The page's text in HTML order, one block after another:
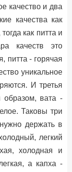
качество и два
качества как
как питта и
качеств это
питта - горячая
уникальное
И третья
образом, вата -
Таковы три
держать в
легкий
холодная и
а капха -